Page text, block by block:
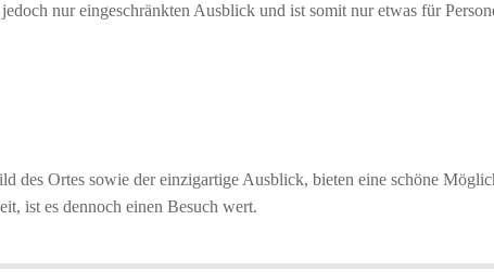
nur eingeschränkten Ausblick und ist somit nur etwas für
des Ortes sowie der einzigartige Ausblick, bieten eine schöne
ist es dennoch einen Besuch wert.